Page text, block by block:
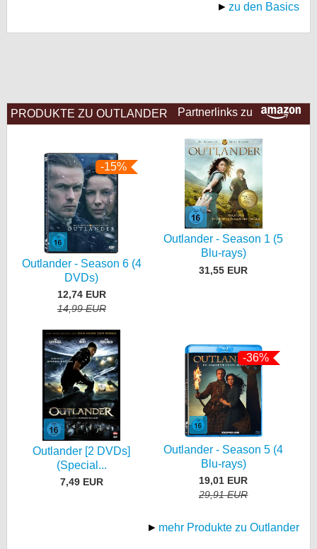
zu den Basics
Partnerlinks zu
PRODUKTE ZU OUTLANDER
-15%
Outlander - Season 6 (4
DVDs)
12,74 EUR
14,99 EUR
Outlander - Season 1 (5
Blu-rays)
31,55 EUR
Outlander [2 DVDs]
(Special...
7,49 EUR
-36%
Outlander - Season 5 (4
Blu-rays)
19,01 EUR
29,91 EUR
mehr Produkte zu Outlander
Kontakt
Nutzungsbedingungen
Datenschutz
Cookie-Einstellungen
Impressum
Desktop-Ansicht